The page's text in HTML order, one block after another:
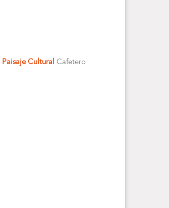
Paisaje Cultural Cafetero